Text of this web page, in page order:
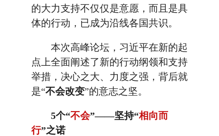
的大力支持不仅仅是意愿，而且是具
体的行动，已成为沿线各国共识。
本次高峰论坛，习近平在新的起
点上全面阐述了新的行动纲领和支持
举措，决心之大、力度之强，背后就
是“不会改变”的意志之坚。
5个“不会”——坚持“相向而
行”之诺